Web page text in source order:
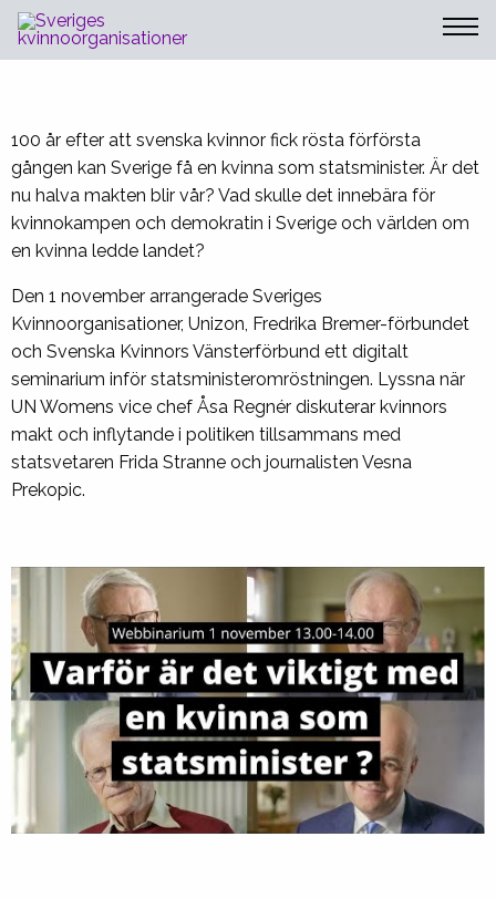
Sveriges Kvinnoorganisationer
viktigt med en kvinna som
statsminister?
100 år efter att svenska kvinnor fick rösta förförsta
gången kan Sverige få en kvinna som statsminister. Är det
nu halva makten blir vår? Vad skulle det innebära för
kvinnokampen och demokratin i Sverige och världen om
en kvinna ledde landet?
Den 1 november arrangerade Sveriges
Kvinnoorganisationer, Unizon, Fredrika Bremer-förbundet
och Svenska Kvinnors Vänsterförbund ett digitalt
seminarium inför statsministeromröstningen. Lyssna när
UN Womens vice chef Åsa Regnér diskuterar kvinnors
makt och inflytande i politiken tillsammans med
statsvetaren Frida Stranne och journalisten Vesna
Prekopic.